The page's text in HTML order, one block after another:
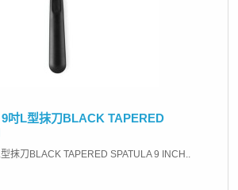
吋L型抹刀BLACK TAPERED
抹刀BLACK TAPERED SPATULA 9 INCH..